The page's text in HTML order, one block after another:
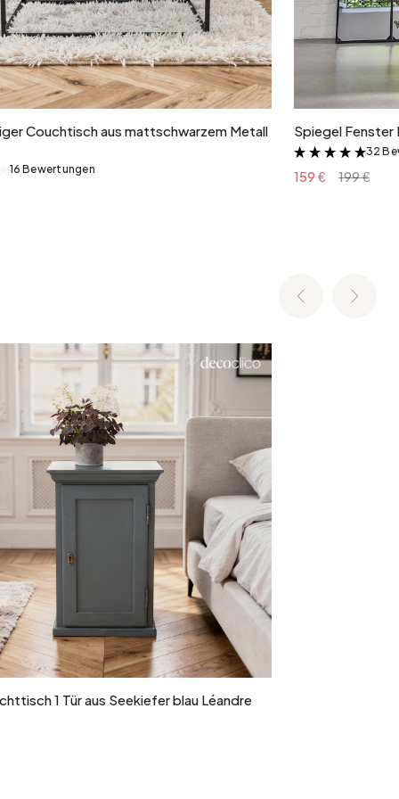
In den Warenkorb
Couchtisch aus mattschwarzem Metall
&
16 Bewertungen
Spiegel Fenster
&
32
159 € 199 €
In den Warenkorb
1 Tür aus Seekiefer blau Léandre